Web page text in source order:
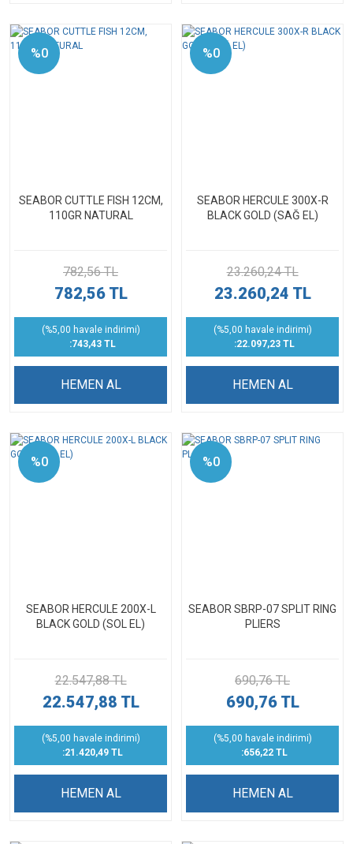
%0
SEABOR CUTTLE FISH 12CM,
110GR NATURAL
782,56 TL
782,56 TL
(%5,00 havale indirimi)
:743,43 TL
HEMEN AL
%0
SEABOR HERCULE 300X-R
BLACK GOLD (SAĞ EL)
23.260,24 TL
23.260,24 TL
(%5,00 havale indirimi)
:22.097,23 TL
HEMEN AL
%0
SEABOR HERCULE 200X-L
BLACK GOLD (SOL EL)
22.547,88 TL
22.547,88 TL
(%5,00 havale indirimi)
:21.420,49 TL
HEMEN AL
%0
SEABOR SBRP-07 SPLIT RING
PLIERS
690,76 TL
690,76 TL
(%5,00 havale indirimi)
:656,22 TL
HEMEN AL